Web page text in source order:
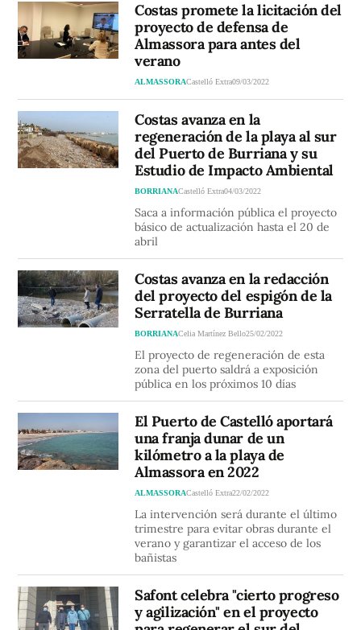
Costas promete la licitación del
proyecto de defensa de
Almassora para antes del
verano
ALMASSORACastelló Extra09/03/2022
Costas avanza en la
regeneración de la playa al sur
del Puerto de Burriana y su
Estudio de Impacto Ambiental
BORRIANACastelló Extra04/03/2022
Saca a información pública el proyecto
básico de actualización hasta el 20 de
abril
Costas avanza en la redacción
del proyecto del espigón de la
Serratella de Burriana
BORRIANACelia Martínez Bello25/02/2022
El proyecto de regeneración de esta
zona del puerto saldrá a exposición
pública en los próximos 10 días
El Puerto de Castelló aportará
una franja dunar de un
kilómetro a la playa de
Almassora en 2022
ALMASSORACastelló Extra22/02/2022
La intervención será durante el último
trimestre para evitar obras durante el
verano y garantizar el acceso de los
bañistas
Safont celebra "cierto progreso
y agilización" en el proyecto